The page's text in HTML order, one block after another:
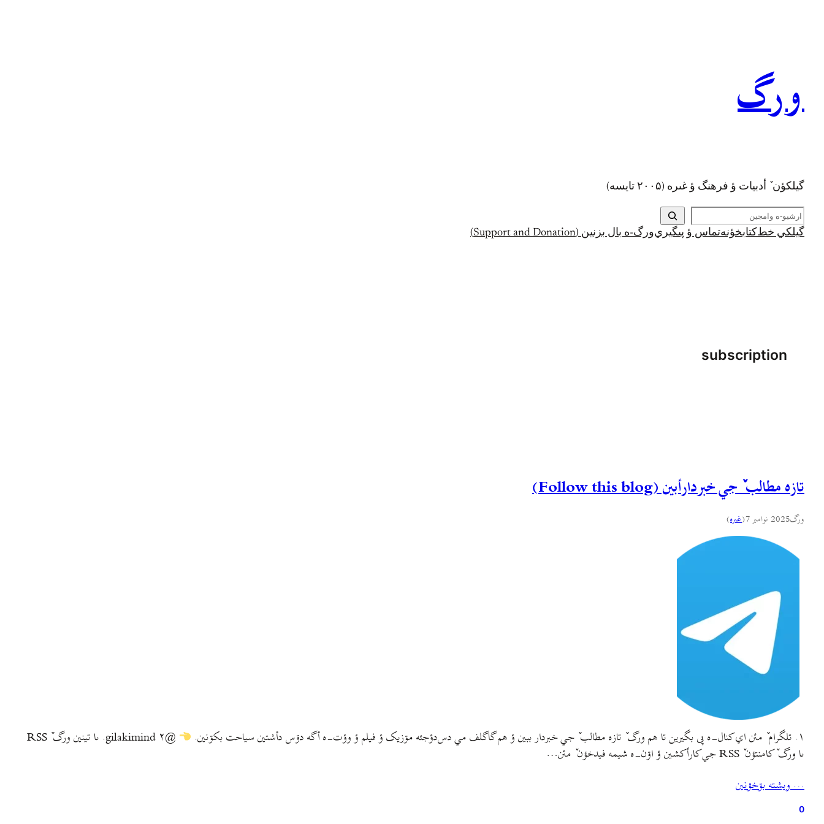
ورگ
گيلکؤن ٚ أدبیات ؤ فرهنگ ؤ غىره (۲۰۰۵ تايسه)
ج
س
تگيلکي خط کتابخؤنهتماس ؤ پىگيريورگ-ه بال بزنين (Support and Donation)
subscription
تازه مطالب ٚ جي خبردارأبين (Follow this blog)
ورگ2025 نوامبر 7 (غىره)
۱. تلگرام ٚ مئن اي کنال-ه پى بگيرين تا هم ورگ ٚ تازه مطالب ٚ جي خبردار ببين ؤ هم گاگلف مي دس‌دؤجئه مۊزيک ؤ فيلم ؤ وؤت-ه أگه دۊس دأشتين سياحت بکۊنين.
@gilakimind ۲. ىا تينين ورگ ٚ RSS
ىا ورگ ٚ کامنتؤن ٚ RSS جي کارأکشين ؤ اۊن-ه شيمه فيدخؤن ٚ مئن…
… ويشته بۊخؤنين
0